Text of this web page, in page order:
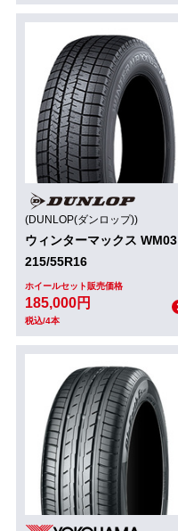
(DUNLOP(ダンロップ))
ウィンターマックス WM03
215/55R16
ホイールセット販売価格
185,000円
税込/4本